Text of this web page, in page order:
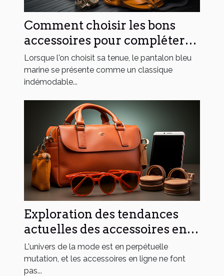
Comment choisir les bons
accessoires pour compléter
un ensemble avec un
pantalon bleu marine ?
Lorsque l'on choisit sa tenue, le pantalon bleu
marine se présente comme un classique
indémodable...
Exploration des tendances
actuelles des accessoires en
ligne : évolution et
perspectives
L'univers de la mode est en perpétuelle
mutation, et les accessoires en ligne ne font
pas...